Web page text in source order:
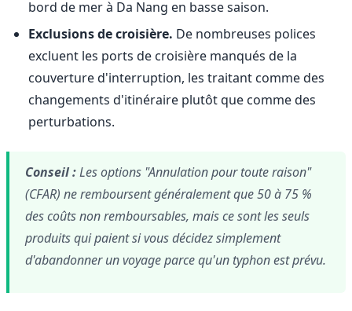
bord de mer à Da Nang en basse saison.
Exclusions de croisière. De nombreuses polices
excluent les ports de croisière manqués de la
couverture d'interruption, les traitant comme des
changements d'itinéraire plutôt que comme des
perturbations.
Conseil :Les options "Annulation pour toute raison"
(CFAR) ne remboursent généralement que 50 à 75 %
des coûts non remboursables, mais ce sont les seuls
produits qui paient si vous décidez simplement
d'abandonner un voyage parce qu'un typhon est prévu.